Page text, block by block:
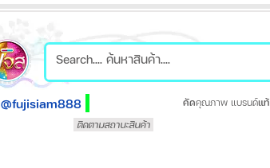
@fujisiam888 คัดคุณภาพ แบรนด์แท้
ติดตามสถานะสินค้า